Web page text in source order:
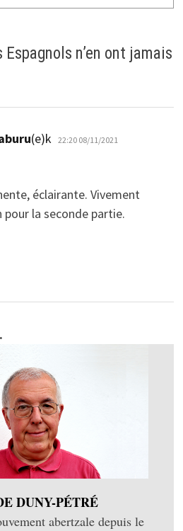
Espagnols n’en ont jamais
(e)k dio:
22:20 08/11/2021
éclairante. Vivement
pour la seconde partie.
DUNY-PÉTRÉ
abertzale depuis le